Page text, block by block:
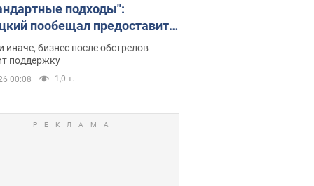
подходы":
пообещал предоставить
приоритетный доступ к
складским
иначе, бизнес после обстрелов
поддержку
00:08 1,0 т.